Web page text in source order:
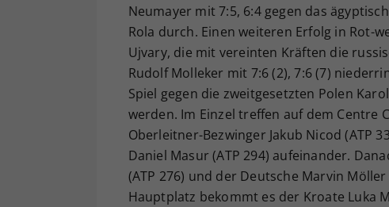
Neumayer mit 7:5, 6:4 gegen das
Rola durch. Einen weiteren Erfolg in Rot-
Ujvary, die mit vereinten Kräften die
Rudolf Molleker mit 7:6 (2), 7:6 (7)
Spiel gegen die zweitgesetzten Polen
werden. Im Einzel treffen auf dem Centre
Oberleitner-Bezwinger Jakub Nicod (ATP
Daniel Masur (ATP 294) aufeinander.
(ATP 276) und der Deutsche Marvin
Hauptplatz bekommt es der Kroate Luka